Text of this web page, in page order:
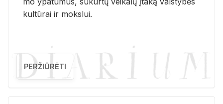
kul­tū­rai ir moks­lui.
PERŽIŪRĖTI